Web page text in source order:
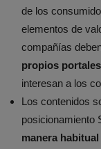
de los
elementos de
compañías
propios
interesan a los
Los contenidos
posicionamiento
manera habitual